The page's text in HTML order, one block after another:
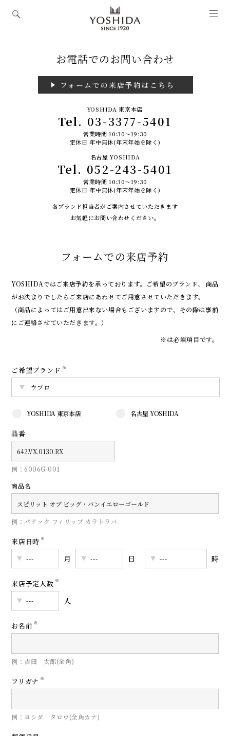
お電話でのお問い合わせ
フォームでの来店予約はこちら
YOSHIDA 東京本店
Tel. 03-3377-5401
営業時間 10:30～19:30
定休日 年中無休(年末年始を除く)
名古屋 YOSHIDA
Tel. 052-243-5401
営業時間 10:30～19:30
定休日 年中無休(年末年始を除く)
各ブランド担当者がご案内させていただきます
お気軽にお問い合わせください。
フォームでの来店予約
YOSHIDAではご来店予約を承っております。
ご希望のブランド、 商品
がお決まりでしたらご来店にあわせてご用意させていただきます。
（商品によってはご用意出来ない場合もございますので、その際は事前
にご連絡させていただきます。）
※は必須項目です。
ご希望ブランド ※
YOSHIDA 東京本店 名古屋 YOSHIDA
品番
例：6006G-001
商品名
例：パテック フィリップ カラトラバ
来店日時 ※
月 日 時
来店予定人数 ※
人
お名前 ※
例：吉田 太郎(全角)
フリガナ ※
例：ヨシダ タロウ(全角カナ)